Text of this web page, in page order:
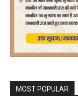
MOST POPULAR